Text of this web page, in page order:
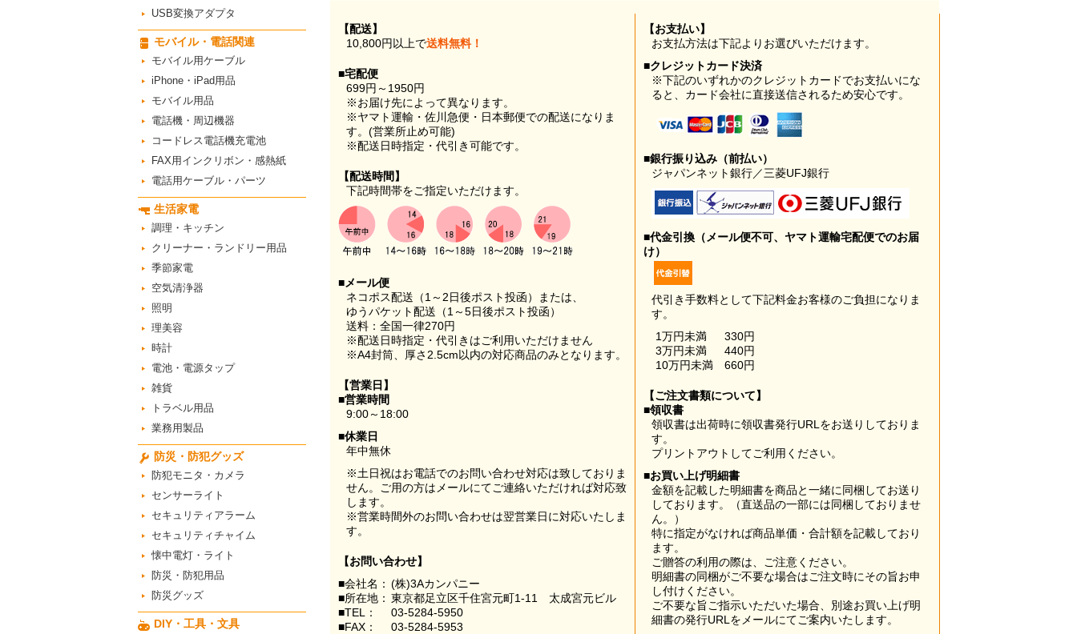
USB変換アダプタ
モバイル・電話関連
モバイル用ケーブル
iPhone・iPad用品
モバイル用品
電話機・周辺機器
コードレス電話機充電池
FAX用インクリボン・感熱紙
電話用ケーブル・パーツ
生活家電
調理・キッチン
クリーナー・ランドリー用品
季節家電
空気清浄器
照明
理美容
時計
電池・電源タップ
雑貨
トラベル用品
業務用製品
防災・防犯グッズ
防犯モニタ・カメラ
センサーライト
セキュリティアラーム
セキュリティチャイム
懐中電灯・ライト
防災・防犯用品
防災グッズ
DIY・工具・文具
【配送】
10,800円以上で送料無料！
■宅配便
699円～1950円
※お届け先によって異なります。
※ヤマト運輸・佐川急便・日本郵便での配送になりま
す。(営業所止め可能)
※配送日時指定・代引き可能です。
【配送時間】
下記時間帯をご指定いただけます。
■メール便
ネコポス配送（1～2日後ポスト投函）または、
ゆうパケット配送（1～5日後ポスト投函）
送料：全国一律270円
※配送日時指定・代引きはご利用いただけません
※A4封筒、厚さ2.5cm以内の対応商品のみとなります。
【営業日】
■営業時間
9:00～18:00
■休業日
年中無休
※土日祝はお電話でのお問い合わせ対応は致しておりま
せん。ご用の方はメールにてご連絡いただければ対応致
します。
※営業時間外のお問い合わせは翌営業日に対応いたしま
す。
【お問い合わせ】
■会社名： (株)3Aカンパニー
■所在地： 東京都足立区千住宮元町1-11 太成宮元ビル
■TEL：
03-5284-5950
■FAX：
03-5284-5953
【お支払い】
お支払方法は下記よりお選びいただけます。
■クレジットカード決済
※下記のいずれかのクレジットカードでお支払いにな
ると、カード会社に直接送信されるため安心です。
■銀行振り込み（前払い）
ジャパンネット銀行／三菱UFJ銀行
■代金引換（メール便不可、ヤマト運輸宅配便でのお届
け）
代引き手数料として下記料金お客様のご負担になりま
す。
1万円未満
330円
3万円未満
440円
10万円未満
660円
【ご注文書類について】
■領収書
領収書は出荷時に領収書発行URLをお送りしておりま
す。
プリントアウトしてご利用ください。
■お買い上げ明細書
金額を記載した明細書を商品と一緒に同梱してお送り
しております。（直送品の一部には同梱しておりませ
ん。）
特に指定がなければ商品単価・合計額を記載しており
ます。
ご贈答の利用の際は、ご注意ください。
明細書の同梱がご不要な場合はご注文時にその旨お申
し付けください。
ご不要な旨ご指示いただいた場合、別途お買い上げ明
細書の発行URLをメールにてご案内いたします。